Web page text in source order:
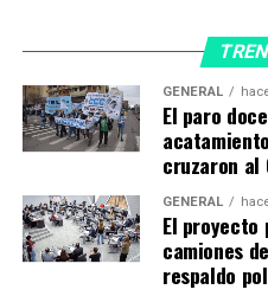
teniendo en cuenta la
se encontraba la Provincia.
TEMAS RELACIONADOS:
MUESTREO
SECRETARÍA DE
Se entregó el primer
Intendente Alvear
NO TE PIERDAS
APA: informan
GENERAL
El paro
cruzaron al
GENERAL
El proyecto
camiones
respaldo